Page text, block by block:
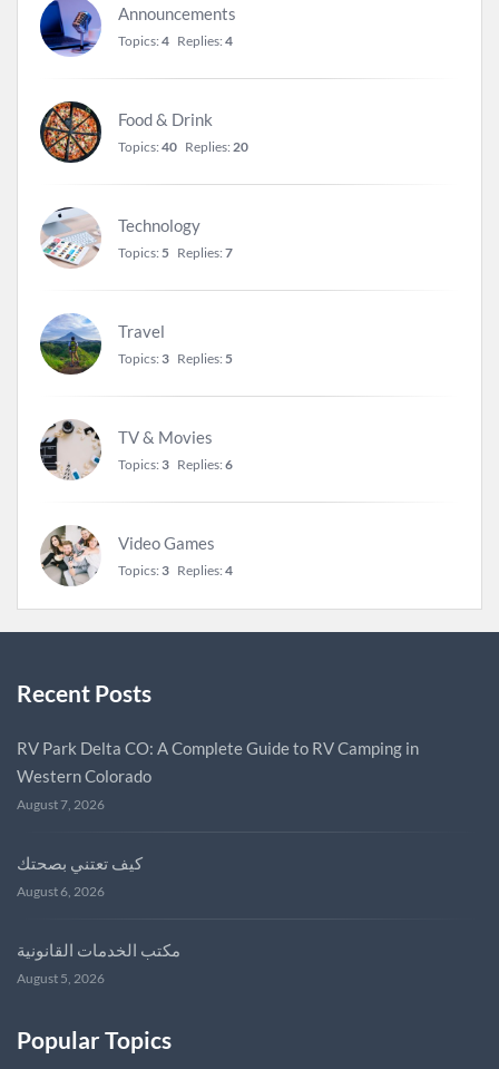
Announcements
Topics: 4 Replies: 4
Food & Drink
Topics: 40 Replies: 20
Technology
Topics: 5 Replies: 7
Travel
Topics: 3 Replies: 5
TV & Movies
Topics: 3 Replies: 6
Video Games
Topics: 3 Replies: 4
Recent Posts
RV Park Delta CO: A Complete Guide to RV Camping in
Western Colorado
August 7, 2026
كيف تعتني بصحتك
August 6, 2026
مكتب الخدمات القانونية
August 5, 2026
Popular Topics